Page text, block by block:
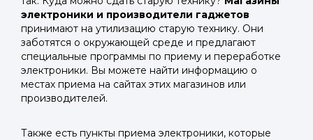
электроники и производители гаджетов
принимают на утилизацию старую технику. Они
заботятся о окружающей среде и предлагают
специальные программы по приему и переработке
электроники. Вы можете найти информацию о
местах приема на сайтах этих магазинов или
производителей.
Также есть пункты приема электроники, которые